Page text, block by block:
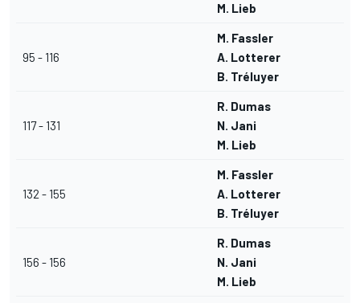
M. Lieb
95 - 116
M. Fassler
A. Lotterer
B. Tréluyer
117 - 131
R. Dumas
N. Jani
M. Lieb
132 - 155
M. Fassler
A. Lotterer
B. Tréluyer
156 - 156
R. Dumas
N. Jani
M. Lieb